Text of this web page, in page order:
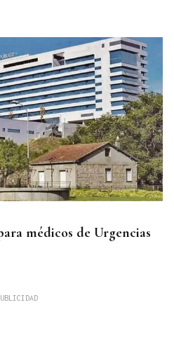
médicos de Urgencias